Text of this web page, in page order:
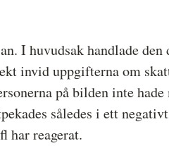
I huvudsak handlade
invid uppgifterna om
på bilden inte
således i ett
har reagerat.